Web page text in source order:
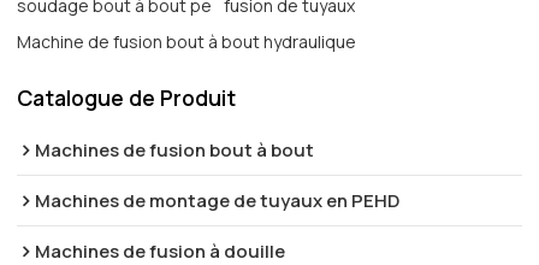
soudage bout à bout pe
fusion de tuyaux
Machine de fusion bout à bout hydraulique
Catalogue de Produit
Machines de fusion bout à bout
Machines de montage de tuyaux en PEHD
Machines de fusion à douille